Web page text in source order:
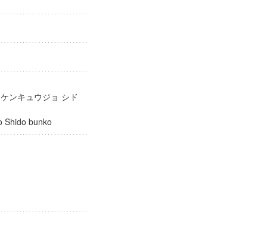
ンキュウジョ シド
Shido bunko